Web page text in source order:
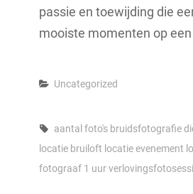
passie en toewijding die
mooiste momenten op
Categories
Uncategorized
Tags,
aantal foto's bruidsfotografie
locatie bruiloft locatie evenement
fotograaf 1 uur